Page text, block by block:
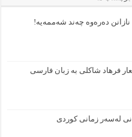
نازانن دەرەوە چەند شەممەیە!
فرهاد شاکلی به زبان فارسی
لەسەر زمانی كوردی